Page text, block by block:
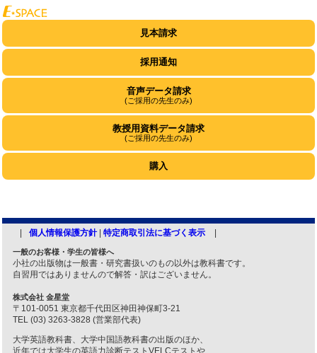
見本請求
採用通知
音声データ請求
(ご採用の先生のみ)
教授用資料データ請求
(ご採用の先生のみ)
購入
個人情報保護方針| 特定商取引法に基づく表示
一般のお客様・学生の皆様へ
小社の出版物は一般書・研究書扱いのもの以外は教科書です。
自習用ではありませんので解答・訳はございません。
株式会社 金星堂
〒101-0051 東京都千代田区神田神保町3-21
TEL (03) 3263-3828 (営業部代表)
大学英語教科書、大学中国語教科書の出版のほか、